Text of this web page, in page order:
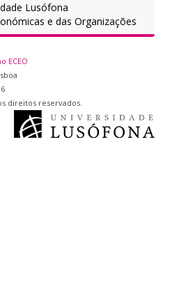
Lusófona
e das Organizações
ECEO
direitos reservados.